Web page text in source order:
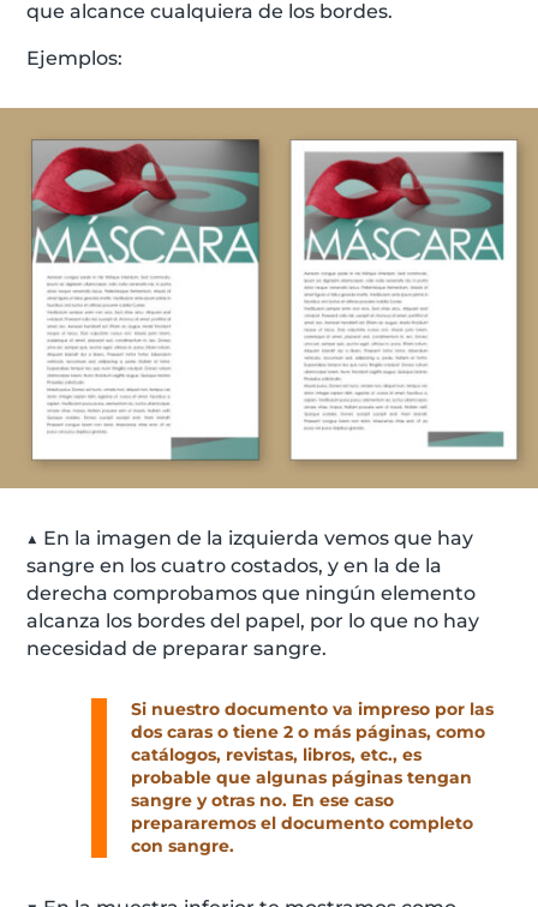
que alcance cualquiera de los bordes.
Ejemplos:
▲ En la imagen de la izquierda vemos que hay
sangre en los cuatro costados, y en la de la
derecha comprobamos que ningún elemento
alcanza los bordes del papel, por lo que no hay
necesidad de preparar sangre.
Si nuestro documento va impreso por las
dos caras o tiene 2 o más páginas, como
catálogos, revistas, libros, etc., es
probable que algunas páginas tengan
sangre y otras no. En ese caso
prepararemos el documento completo
con sangre.